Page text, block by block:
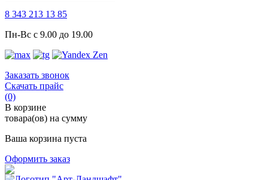
8 343 213 13 85
Пн-Вс с 9.00 до 19.00
Заказать звонок
Скачать прайс
(0)
В корзине
товара(ов) на сумму
Ваша корзина пуста
Оформить заказ